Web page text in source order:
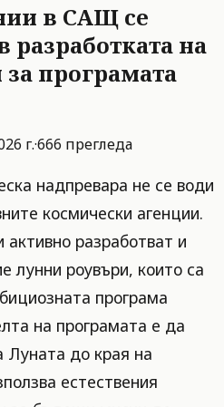
в САЩ се
разработката на
програмата
г.·666 прегледа
надпревара не се води
космически агенции.
разработват и
лунни роувъри, които са
програма
на програмата е да
Луната до края на
естествения